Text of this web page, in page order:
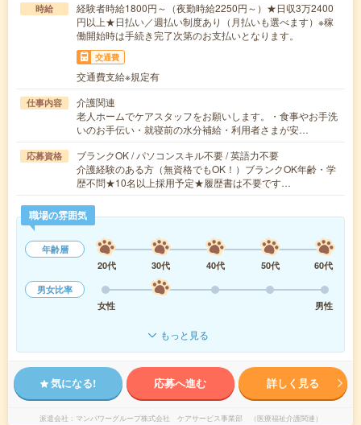
時給
経験者時給1800円～（夜勤時給2250円～）★日収3万2400
円以上★日払い／週払い制度あり（月払いも選べます）※稼
働開始時は手続き完了次第のお支払いとなります。
交通費
交通費支給※規定有
仕事内容
介護関連
老人ホームでケアスタッフをお願いします。・食事やお手洗
いのお手伝い・就寝前の水分補給・利用者さまが安…
応募資格
ブランクOK / パソコンスキル不要 / 英語力不要
介護経験のある方（無資格でもOK！）ブランクOK年齢・学
歴不問★10名以上採用予定★履歴書は不要です…
職場の雰囲気
年齢層
20代
30代 40代 50代
60代
男女比率
女性
男性
もっと見る
気になる! 応募へ進む 詳しく見る
派遣会社 マンパワーグループ株式会社 ケアサービス事業部 （医療福祉介護関連）